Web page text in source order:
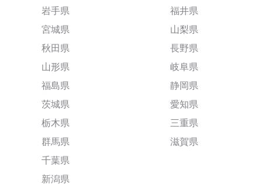
岩手県
宮城県
秋田県
山形県
福島県
茨城県
栃木県
群馬県
千葉県
新潟県
福井県
山梨県
長野県
岐阜県
静岡県
愛知県
三重県
滋賀県